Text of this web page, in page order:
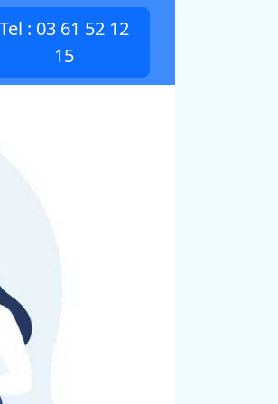
Tel : 03 61 52 12
15